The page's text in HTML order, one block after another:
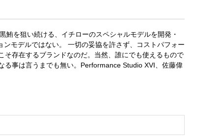
を狙い続ける、イチローのスペシャルモデルを開発・
モデルではない。 一切の妥協を許さず、コストパフォー
存在するブランドなのだ。当然、誰にでも使えるもので
る事は言うまでも無い。Performance Studio XVI、佐藤偉